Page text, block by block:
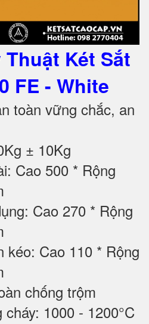
Két Sắt
FE - White
toàn vững chắc, an
± 10Kg
Cao 500 * Rộng
Cao 270 * Rộng
kéo: Cao 110 * Rộng
chống trộm
1000 - 1200°C